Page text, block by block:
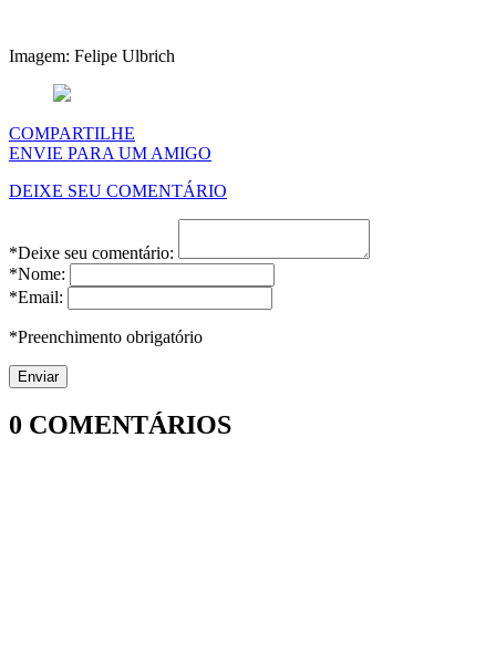
Imagem: Felipe Ulbrich
COMPARTILHE
ENVIE PARA UM AMIGO
DEIXE SEU COMENTÁRIO
*Deixe seu comentário:
*Nome:
*Email:
*Preenchimento obrigatório
0 COMENTÁRIOS